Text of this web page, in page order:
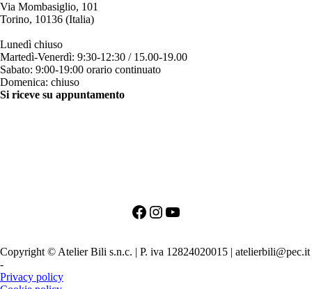
Via Mombasiglio, 101
Torino, 10136 (Italia)
Lunedì chiuso
Martedì-Venerdì: 9:30-12:30 / 15.00-19.00
Sabato: 9:00-19:00 orario continuato
Domenica: chiuso
Si riceve su appuntamento
Facebook
Instagram
YouTube
Copyright © Atelier Bili s.n.c. | P. iva 12824020015 | atelierbili@pec.it
-
Privacy policy